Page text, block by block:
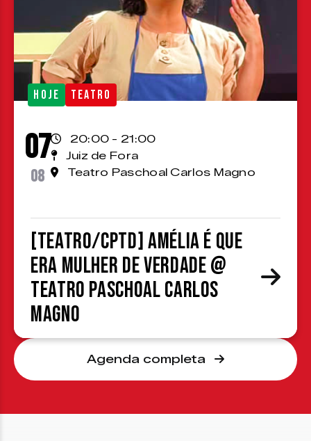
HOJE TEATRO
07
08
20:00 - 21:00
Juiz de Fora
Teatro Paschoal Carlos Magno
[TEATRO/CPTD] Amélia é que
era mulher de verdade @
Teatro Paschoal Carlos
Magno
Agenda completa